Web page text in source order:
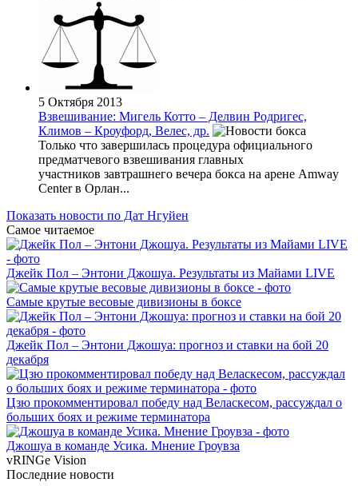
5 Октября 2013
Взвешивание: Мигель Котто – Делвин Родригес,
Климов – Кроуфорд, Велес, др.
Только что завершилась процедура официального
предматчевого взвешивания главных
участников завтрашнего вечера бокса на арене Amway
Center в Орлан...
Показать новости по Дат Нгуйен
Самое читаемое
Джейк Пол – Энтони Джошуа. Результаты из Майами LIVE
Самые крутые весовые дивизионы в боксе
Джейк Пол – Энтони Джошуа: прогноз и ставки на бой 20
декабря
Цзю прокомментировал победу над Веласкесом, рассуждал о
больших боях и режиме терминатора
Джошуа в команде Усика. Мнение Гроувза
vRINGe Vision
Последние новости